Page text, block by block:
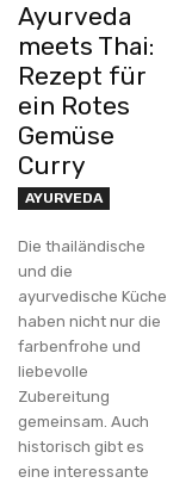
Ayurveda
meets Thai:
Rezept für
ein Rotes
Gemüse
Curry
AYURVEDA
Die thailändische
und die
ayurvedische Küche
haben nicht nur die
farbenfrohe und
liebevolle
Zubereitung
gemeinsam. Auch
historisch gibt es
eine interessante